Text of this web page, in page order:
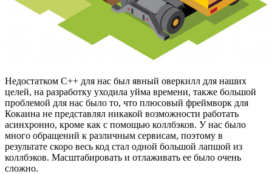
Недостатком C++ для нас был явный оверкилл для наших
целей, на разработку уходила уйма времени, также большой
проблемой для нас было то, что плюсовый фреймворк для
Кокаина не представлял никакой возможности работать
асинхронно, кроме как с помощью коллбэков. У нас было
много обращений к различным сервисам, поэтому в
результате скоро весь код стал одной большой лапшой из
коллбэков. Масштабировать и отлаживать ее было очень
сложно.